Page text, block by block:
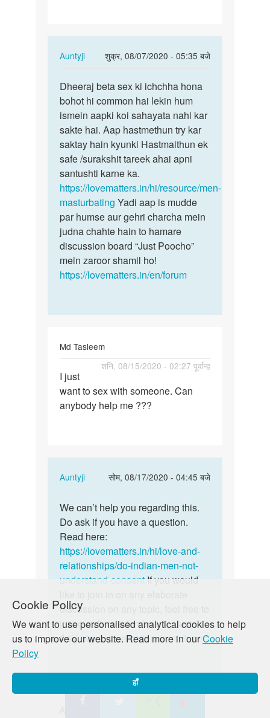
Cookie Policy
We want to use personalised analytical cookies to help
us to improve our website. Read more in ourCookie
Policy
हाँ
Auntyji
शुक्र, 08/07/2020 - 05:35 बजे
In
to
Me
sex
karna
chata
hu.
by
Dheeraj
Thakur
Dheeraj
beta
sex
ki
ichchha…
Dheeraj beta sex ki ichchha hona
bohot hi common hai lekin hum
ismein aapki koi sahayata nahi kar
sakte hai. Aap hastmethun try kar
saktay hain kyunki Hastmaithun ek
safe /surakshit tareek ahai apni
santushti karne ka.
https://lovematters.in/hi/resource/men-
masturbating Yadi aap is mudde
par humse aur gehri charcha mein
judna chahte hain to hamare
discussion board “Just Poocho”
mein zaroor shamil ho!
https://lovematters.in/en/forum
Md Tasleem
शनि, 08/15/2020 - 02:27 पूर्वान्ह
I
just
want
I just
want to sex with someone. Can
anybody help me ???
Auntyji
सोम, 08/17/2020 - 04:45 बजे
In
to
I
just
want
to
sex
Md
Tasleem
We
can’t
help
you
regarding…
We can’t help you regarding this.
Do ask if you have a question.
Read here:
https://lovematters.in/hi/love-and-
relationships/do-indian-men-not-
understand-consentIf you would
discussion on any topic, feel free to
join our discussion board, ‘Just
Ask’https://lovematters.in/en/forum